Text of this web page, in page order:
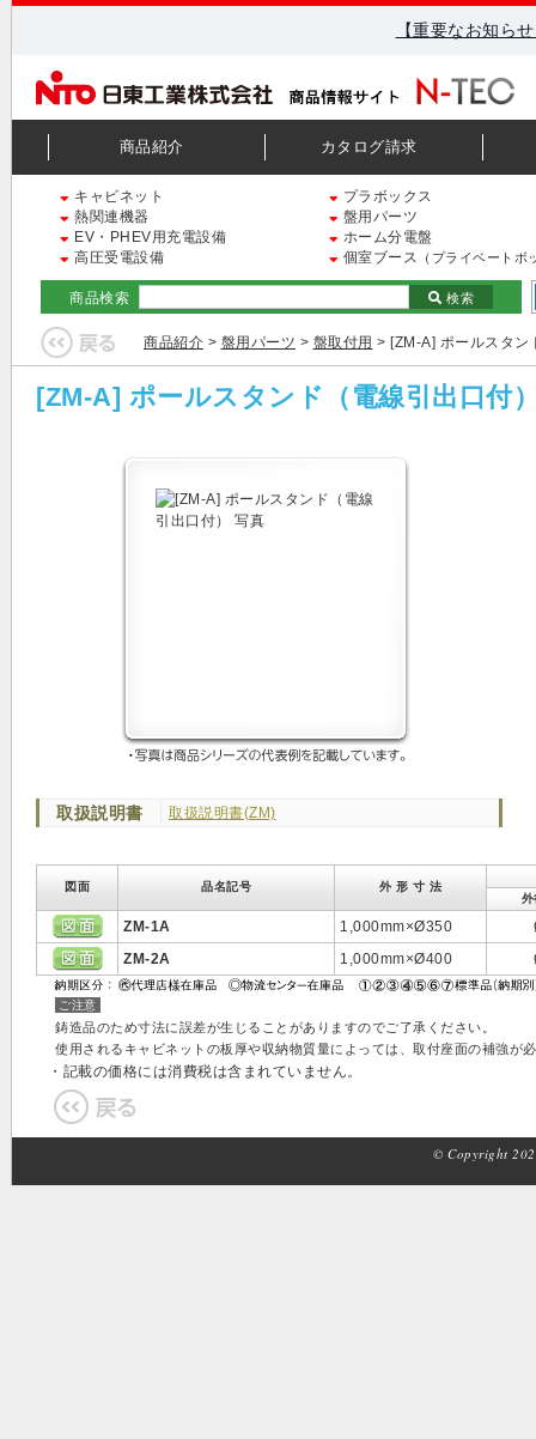
【重要なお知ら
商品紹介 カタログ請求
キャビネット
プラボックス
熱関連機器
盤用パーツ
EV・PHEV用充電設備
ホーム分電盤
高圧受電設備
個室ブース （プライベートボ
商品検索 検索
商品紹介 > 盤用パーツ > 盤取付用 > [ZM-A] ポールスタン
[ZM-A] ポールスタンド（電線引出口付
取扱説明書 取扱説明書(ZM)
図面 品名記号
外 形 寸 法
外
ZM-1A 1,000mm×Ø350
ZM-2A
1,000mm×Ø400
ご注意
鋳造品のため寸法に誤差が生じることがありますのでご了承ください。
使用されるキャビネットの板厚や収納物質量によっては、取付座面の補強が
・記載の価格には消費税は含まれていません。
© Copyright